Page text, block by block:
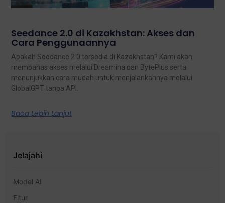
Seedance 2.0 di Kazakhstan: Akses dan
Cara Penggunaannya
Apakah Seedance 2.0 tersedia di Kazakhstan? Kami akan
membahas akses melalui Dreamina dan BytePlus serta
menunjukkan cara mudah untuk menjalankannya melalui
GlobalGPT tanpa API.
Baca Lebih Lanjut
Jelajahi
Model AI
Fitur